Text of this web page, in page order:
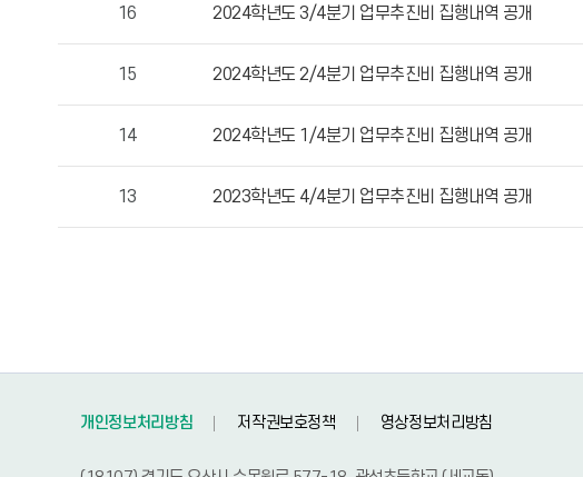
성
등
를
16 2024학년도 3/4분기 업무추진비 집행내역 공개
15 2024학년도 2/4분기 업무추진비 집행내역 공개
14 2024학년도 1/4분기 업무추진비 집행내역 공개
13 2023학년도 4/4분기 업무추진비 집행내역 공개
개인정보처리방침 저작권보호정책 영상정보처리방침